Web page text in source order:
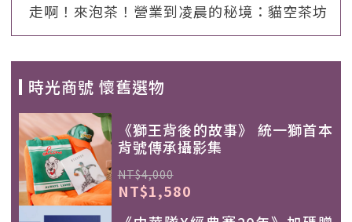
走啊！來泡茶！營業到凌晨的秘境：貓空茶坊
時光商號 懷舊選物
《獅王背後的故事》 統一獅首本
背號傳承攝影集
NT$4,000
NT$1,580